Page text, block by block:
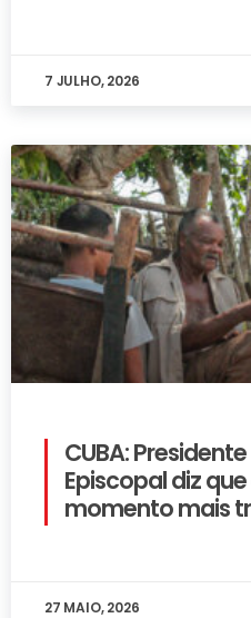
7 JULHO, 2026
CUBA:
Episcopal diz
momento mais
27 MAIO, 2026